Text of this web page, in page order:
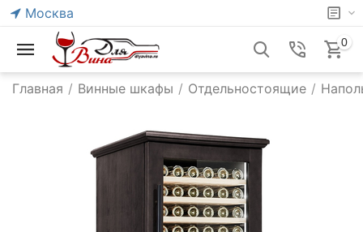
Москва
0
Главная / Винные шкафы / Отдельностоящие /